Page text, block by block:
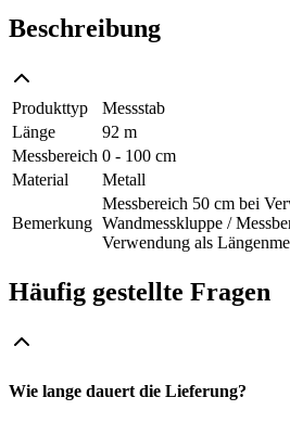
Beschreibung
Produkttyp
Messstab
Länge
92 m
Messbereich 0 - 100 cm
Material
Metall
Bemerkung
Messbereich 50 cm bei
Wandmesskluppe /
Verwendung als
Häufig gestellte Fragen
Wie lange dauert die Lieferung?